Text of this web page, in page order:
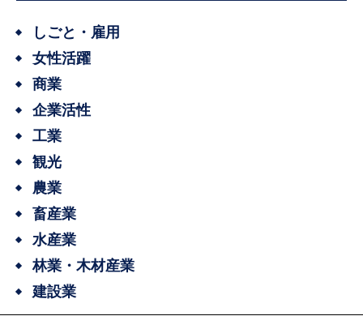
しごと・雇用
女性活躍
商業
企業活性
工業
観光
農業
畜産業
水産業
林業・木材産業
建設業